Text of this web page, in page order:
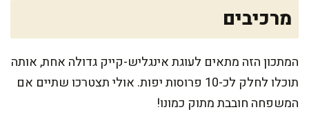
מרכיבים
המתכון הזה מתאים לעוגת אינגליש-קייק גדולה אחת, אותה
תוכלו לחלק לכ-10 פרוסות יפות. אולי תצטרכו שתיים אם
המשפחה חובבת מתוק כמונו!